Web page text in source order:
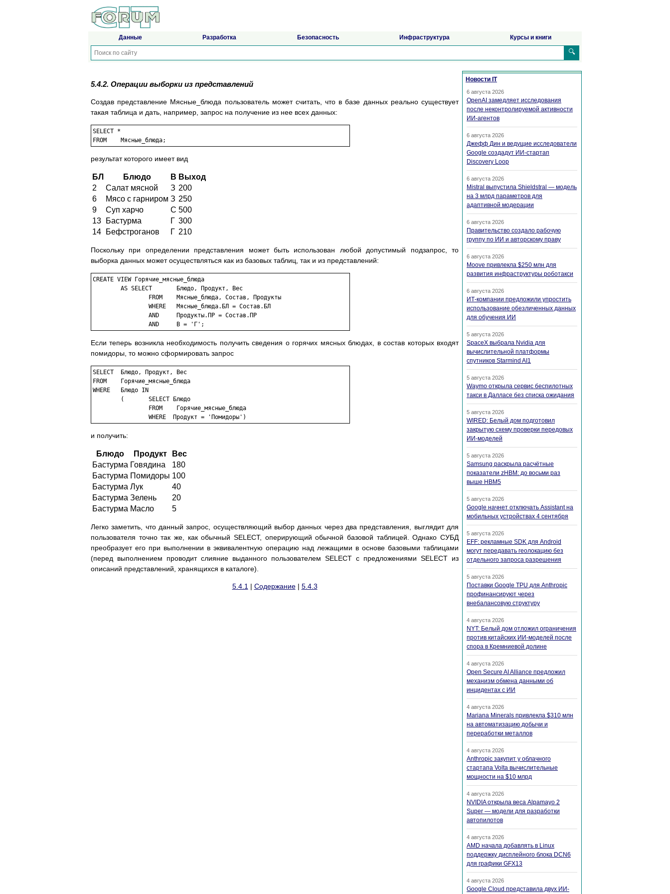
Данные Разработка Безопасность Инфраструктура Курсы и книги
🔍
5.4.2. Операции выборки из представлений
Создав представление Мясные_блюда пользователь может считать, что в базе данных реально существует
такая таблица и дать, например, запрос на получение из нее всех данных:
SELECT *
результат которого имеет вид
БЛ Блюдо В Выход
2
Салат мясной З 200
6
Мясо с гарниром З 250
9
Суп харчо С 500
13
Бастурма Г 300
14
Бефстроганов Г 210
Поскольку при определении представления может быть использован любой допустимый подзапрос, то
выборка данных может осуществляться как из базовых таблиц, так и из представлений:
CREATE VIEW Горячие_мясные_блюда
Если теперь возникла необходимость получить сведения о горячих мясных блюдах, в состав которых входят
помидоры, то можно сформировать запрос
SELECT	Блюдо, Продукт, Вес
FROM	Горячие_мясные_блюда
WHERE	Блюдо IN
и получить:
Блюдо Продукт
Вес
Бастурма Говядина
180
Бастурма Помидоры 100
Бастурма Лук
40
Бастурма Зелень
20
Бастурма Масло 5
Легко заметить, что данный запрос, осуществляющий выбор данных через два представления, выглядит для
пользователя точно так же, как обычный SELECT, оперирующий обычной базовой таблицей. Однако СУБД
преобразует его при выполнении в эквивалентную операцию над лежащими в основе базовыми таблицами
(перед выполнением проводит слияние выданного пользователем SELECT с предложениями SELECT из
описаний представлений, хранящихся в каталоге).
5.4.1 | Содержание| 5.4.3
Новости IT
6 августа 2026
OpenAI замедляет исследования
после неконтролируемой активности
ИИ-агентов
6 августа 2026
Джефф Дин и ведущие исследователи
Google создадут ИИ-стартап
Discovery Loop
6 августа 2026
Mistral выпустила Shieldstral — модель
на 3 млрд параметров для
адаптивной модерации
6 августа 2026
Правительство создало рабочую
группу по ИИ и авторскому праву
6 августа 2026
Moove привлекла $250 млн для
развития инфраструктуры роботакси
6 августа 2026
ИТ-компании предложили упростить
использование обезличенных данных
для обучения ИИ
5 августа 2026
SpaceX выбрала Nvidia для
вычислительной платформы
спутников Starmind AI1
5 августа 2026
Waymo открыла сервис беспилотных
такси в Далласе без списка ожидания
5 августа 2026
WIRED: Белый дом подготовил
закрытую схему проверки передовых
ИИ-моделей
5 августа 2026
Samsung раскрыла расчётные
показатели zHBM: до восьми раз
выше HBM5
5 августа 2026
Google начнет отключать Assistant на
мобильных устройствах 4 сентября
5 августа 2026
EFF: рекламные SDK для Android
могут передавать геолокацию без
отдельного запроса разрешения
5 августа 2026
Поставки Google TPU для Anthropic
профинансируют через
внебалансовую структуру
4 августа 2026
NYT: Белый дом отложил ограничения
против китайских ИИ-моделей после
спора в Кремниевой долине
4 августа 2026
Open Secure AI Alliance предложил
механизм обмена данными об
инцидентах с ИИ
4 августа 2026
Mariana Minerals привлекла $310 млн
на автоматизацию добычи и
переработки металлов
4 августа 2026
Anthropic закупит у облачного
стартапа Volta вычислительные
мощности на $10 млрд
4 августа 2026
NVIDIA открыла веса Alpamayo 2
Super — модели для разработки
автопилотов
4 августа 2026
AMD начала добавлять в Linux
поддержку дисплейного блока DCN6
для графики GFX13
4 августа 2026
Google Cloud представила двух ИИ-